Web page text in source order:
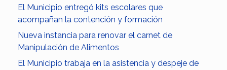
El Municipio entregó kits escolares que
acompañan la contención y formación
Nueva instancia para renovar el carnet de
Manipulación de Alimentos
El Municipio trabaja en la asistencia y despeje de